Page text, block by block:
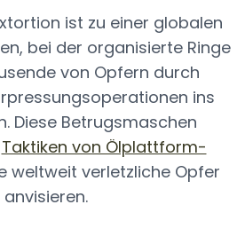
ist zu einer globalen
bei der organisierte Ringe
von Opfern durch
ins
Diese Betrugsmaschen
Taktiken von Ölplattform-
weltweit verletzliche Opfer
anvisieren.